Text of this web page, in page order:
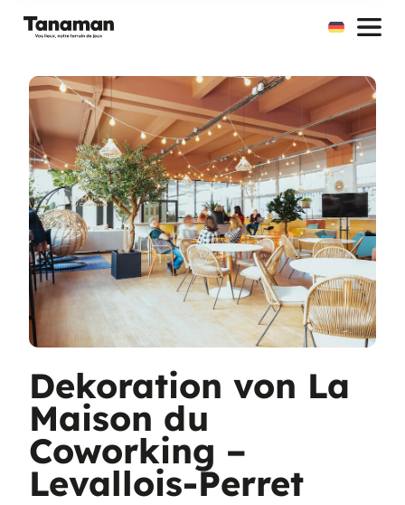
Inhalt
springen
Dekoration von La
Maison du
Coworking –
Levallois-Perret